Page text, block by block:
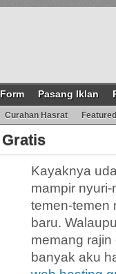
Pasang Iklan
Curahan Hasrat Featured
Kayaknya
mampir
temen-temen
baru.
memang
banyak aku